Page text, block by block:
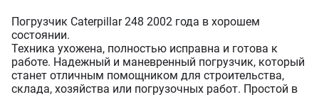
Погрузчик Caterpillar 248 2002 года в хорошем
состоянии.
Техника ухожена, полностью исправна и готова к
работе. Надежный и маневренный погрузчик, который
станет отличным помощником для строительства,
склада, хозяйства или погрузочных работ. Простой в